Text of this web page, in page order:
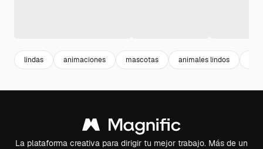
lindas animaciones mascotas animales lindos
La plataforma creativa para dirigir tu mejor trabajo. Más de un